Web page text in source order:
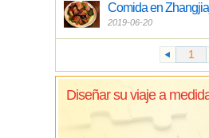
Comida en
2019-06-20
Diseñar su viaje a